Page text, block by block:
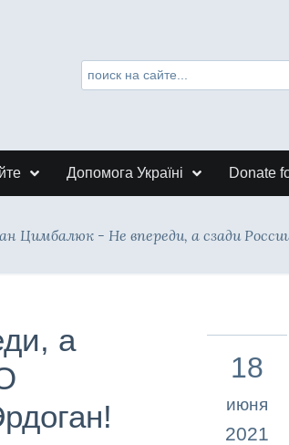
Допомога Україні Donate
Цимбалюк - Не впереди, а сзади
а
18
июня
2021